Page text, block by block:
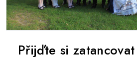
Přijďte si zatancovat